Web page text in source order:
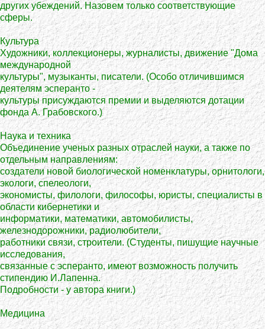
других убеждений. Назовем только соответствующие
сферы.
Культура
Художники, коллекционеры, журналисты, движение "Дома
международной
культуры", музыканты, писатели. (Особо отличившимся
деятелям эсперанто -
культуры присуждаются премии и выделяются дотации
фонда А. Грабовского.)
Наука и техника
Объединение ученых разных отраслей науки, а также по
отдельным направлениям:
создатели новой биологической номенклатуры, орнитологи,
экологи, спелеологи,
экономисты, филологи, философы, юристы, специалисты в
области кибернетики и
информатики, математики, автомобилисты,
железнодорожники, радиолюбители,
работники связи, строители. (Студенты, пишущие научные
исследования,
связанные с эсперанто, имеют возможность получить
стипендию И.Лапенна.
Подробности - у автора книги.)
Медицина